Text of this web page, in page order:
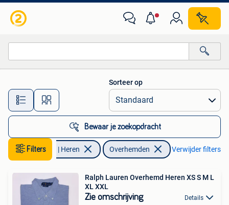
Alle afstanden…
Sorteer op
Bewaar je zoekopdracht
Filters
Kleding | Heren Overhemden Verwijder filters
Ralph Lauren Overhemd Heren XS S M L
XL XXL
Zie omschrijving Details